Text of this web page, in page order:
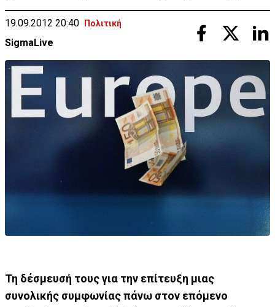
19.09.2012 20:40 Πολιτική
SigmaLive
Τη δέσμευσή τους για την επίτευξη μιας
συνολικής συμφωνίας πάνω στον επόμενο